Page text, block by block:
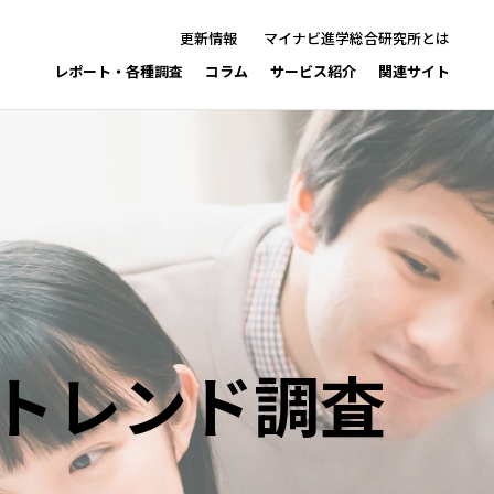
更新情報
マイナビ進学総合研究所とは
レポート・各種調査
コラム サービス紹介 関連サイト
レンド調査